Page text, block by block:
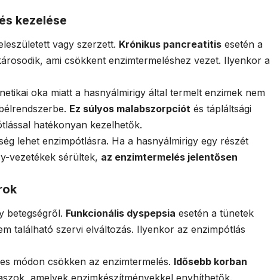
kezelése
vagy szerzett. Krónikus pancreatitis esetén a
ami csökkent enzimtermeléshez vezet. Ilyenkor a
oka miatt a hasnyálmirigy által termelt enzimek nem
Ez súlyos malabszorpciót és tápláltsági
hatékonyan kezelhetők.
lehet enzimpótlásra. Ha a hasnyálmirigy egy részét
vezetékek sérültek, az enzimtermelés jelentősen
betegségről. Funkcionális dyspepsia esetén a tünetek
található szervi elváltozás. Ilyenkor az enzimpótlás
módon csökken az enzimtermelés. Idősebb korban